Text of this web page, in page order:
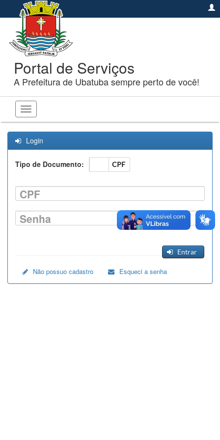
Portal de Serviços
A Prefeitura de Ubatuba sempre perto de você!
Toggle
navigation
Login
Tipo de Documento: CPF
CNPJ
CPF
Senha
Entrar
Não possuo cadastro Esqueci a senha